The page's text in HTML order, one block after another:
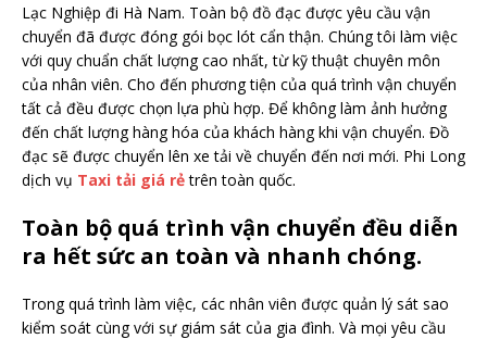
Lạc Nghiệp đi Hà Nam. Toàn bộ đồ đạc được yêu cầu vận
chuyển đã được đóng gói bọc lót cẩn thận. Chúng tôi làm việc
với quy chuẩn chất lượng cao nhất, từ kỹ thuật chuyên môn
của nhân viên. Cho đến phương tiện của quá trình vận chuyển
tất cả đều được chọn lựa phù hợp. Để không làm ảnh hưởng
đến chất lượng hàng hóa của khách hàng khi vận chuyển. Đồ
đạc sẽ được chuyển lên xe tải về chuyển đến nơi mới. Phi Long
dịch vụ Taxi tải giá rẻtrên toàn quốc.
Toàn bộ quá trình vận chuyển đều diễn
ra hết sức an toàn và nhanh chóng.
Trong quá trình làm việc, các nhân viên được quản lý sát sao
kiểm soát cùng với sự giám sát của gia đình. Và mọi yêu cầu